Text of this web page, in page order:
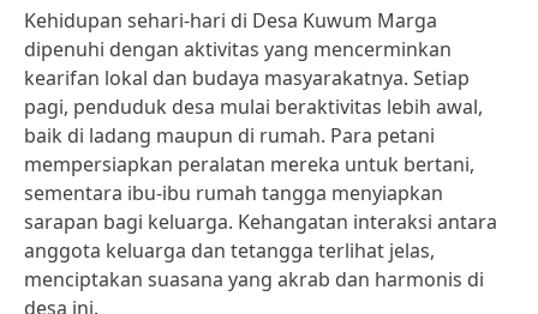
Kehidupan sehari-hari di Desa Kuwum Marga
dipenuhi dengan aktivitas yang mencerminkan
kearifan lokal dan budaya masyarakatnya. Setiap
pagi, penduduk desa mulai beraktivitas lebih awal,
baik di ladang maupun di rumah. Para petani
mempersiapkan peralatan mereka untuk bertani,
sementara ibu-ibu rumah tangga menyiapkan
sarapan bagi keluarga. Kehangatan interaksi antara
anggota keluarga dan tetangga terlihat jelas,
menciptakan suasana yang akrab dan harmonis di
desa ini.